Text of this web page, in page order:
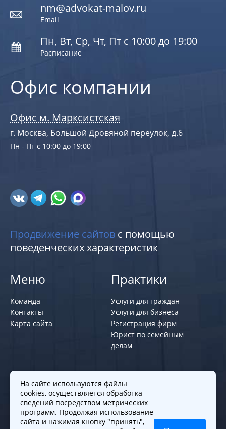
Офис компании
Офис м. Марксистская
г. Москва, Большой Дровяной переулок, д.6
Пн - Пт с 10:00 до 19:00
nm@advokat-malov.ru
Email
Пн, Вт, Ср, Чт, Пт с 10:00 до 19:00
Расписание
Продвижение сайтов с помощью
поведенческих характеристик
Меню
Команда
Контакты
Карта сайта
Практики
Услуги для граждан
Услуги для бизнеса
Регистрация фирм
Юрист по семейным
делам
Политики и правила
Политика обработки персональных
данных
Согласие на обработку cookies
На сайте используются файлы
cookies, осуществляется обработка
сведений посредством метрических
программ. Продолжая использование
сайта и нажимая кнопку "принять",